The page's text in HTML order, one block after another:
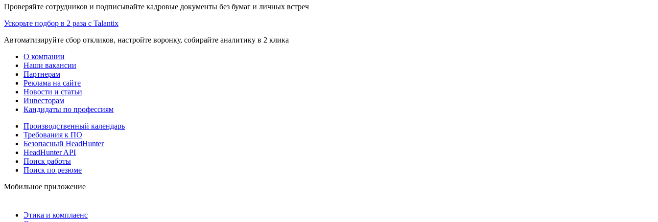
Проверяйте сотрудников и подписывайте кадровые документы без бумаг и личных встреч
Ускорьте подбор в 2 раза с Talantix
Автоматизируйте сбор откликов, настройте воронку, собирайте аналитику в 2 клика
О компании
Наши вакансии
Партнерам
Реклама на сайте
Новости и статьи
Инвесторам
Кандидаты по профессиям
Производственный календарь
Требования к ПО
Безопасный HeadHunter
HeadHunter API
Поиск работы
Поиск по резюме
Мобильное приложение
Этика и комплаенс